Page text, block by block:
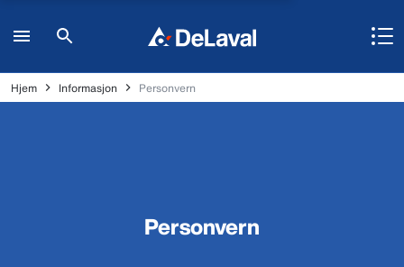
Hjem Informasjon Personvern
Personvern